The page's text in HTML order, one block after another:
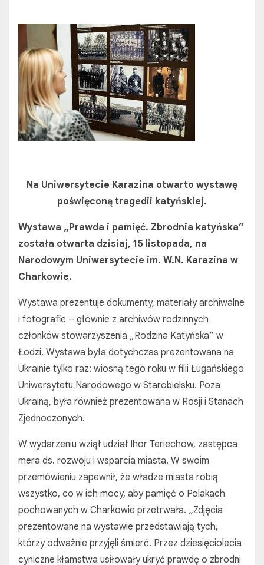
Na Uniwersytecie Karazina otwarto wystawę
poświęconą tragedii katyńskiej.
Wystawa „Prawda i pamięć. Zbrodnia katyńska”
została otwarta dzisiaj, 15 listopada, na
Narodowym Uniwersytecie im. W.N. Karazina w
Charkowie.
Wystawa prezentuje dokumenty, materiały archiwalne
i fotografie – głównie z archiwów rodzinnych
członków stowarzyszenia „Rodzina Katyńska” w
Łodzi. Wystawa była dotychczas prezentowana na
Ukrainie tylko raz: wiosną tego roku w filii Ługańskiego
Uniwersytetu Narodowego w Starobielsku. Poza
Ukrainą, była również prezentowana w Rosji i Stanach
Zjednoczonych.
W wydarzeniu wziął udział Ihor Teriechow, zastępca
mera ds. rozwoju i wsparcia miasta. W swoim
przemówieniu zapewnił, że władze miasta robią
wszystko, co w ich mocy, aby pamięć o Polakach
pochowanych w Charkowie przetrwała. „Zdjęcia
prezentowane na wystawie przedstawiają tych,
którzy odważnie przyjęli śmierć. Przez dziesięciolecia
cyniczne kłamstwa usiłowały ukryć prawdę o zbrodni